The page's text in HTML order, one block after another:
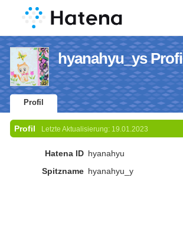
hyanahyu_ys Profil
Profil
Profil Letzte Aktualisierung: 19.01.2023
Hatena ID hyanahyu
Spitzname hyanahyu_y